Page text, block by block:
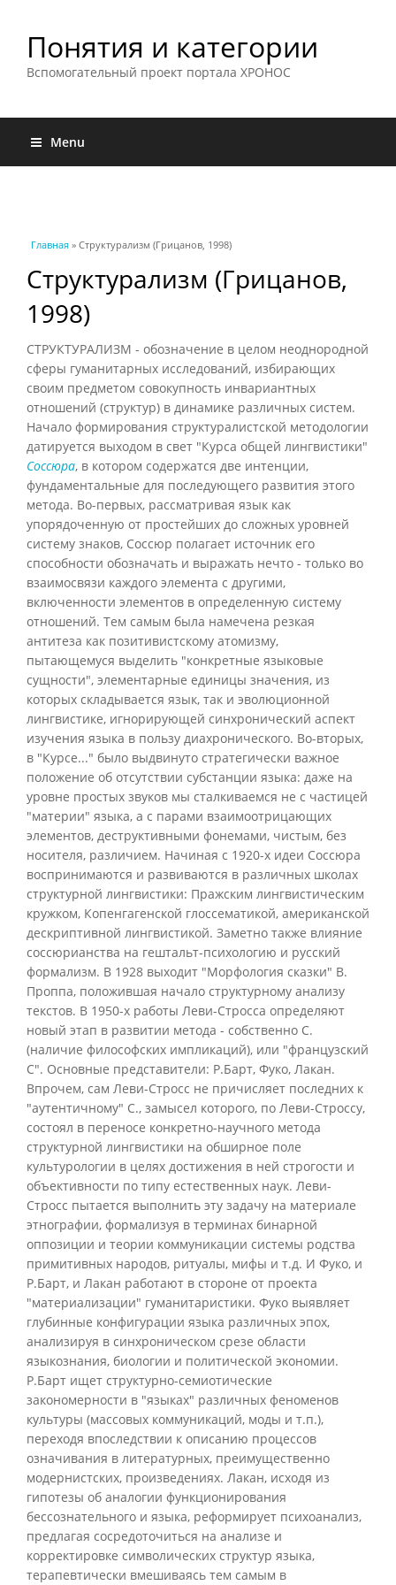
Понятия и категории
Вспомогательный проект портала ХРОНОС
Menu
Вы здесь
Главная » Структурализм (Грицанов, 1998)
Структурализм (Грицанов,
1998)
СТРУКТУРАЛИЗМ - обозначение в целом неоднородной
сферы гуманитарных исследований, избирающих
своим предметом совокупность инвариантных
отношений (структур) в динамике различных систем.
Начало формирования структуралистской методологии
датируется выходом в свет "Курса общей лингвистики"
Соссюра, в котором содержатся две интенции,
фундаментальные для последующего развития этого
метода. Во-первых, рассматривая язык как
упорядоченную от простейших до сложных уровней
систему знаков, Соссюр полагает источник его
способности обозначать и выражать нечто - только во
взаимосвязи каждого элемента с другими,
включенности элементов в определенную систему
отношений. Тем самым была намечена резкая
антитеза как позитивистскому атомизму,
пытающемуся выделить "конкретные языковые
сущности", элементарные единицы значения, из
которых складывается язык, так и эволюционной
лингвистике, игнорирующей синхронический аспект
изучения языка в пользу диахронического. Во-вторых,
в "Курсе..." было выдвинуто стратегически важное
положение об отсутствии субстанции языка: даже на
уровне простых звуков мы сталкиваемся не с частицей
"материи" языка, а с парами взаимоотрицающих
элементов, деструктивными фонемами, чистым, без
носителя, различием. Начиная с 1920-х идеи Соссюра
воспринимаются и развиваются в различных школах
структурной лингвистики: Пражским лингвистическим
кружком, Копенгагенской глоссематикой, американской
дескриптивной лингвистикой. Заметно также влияние
соссюрианства на гештальт-психологию и русский
формализм. В 1928 выходит "Морфология сказки" В.
Проппа, положившая начало структурному анализу
текстов. В 1950-х работы Леви-Стросса определяют
новый этап в развитии метода - собственно С.
(наличие философских импликаций), или "французский
С". Основные представители: Р.Барт, Фуко, Лакан.
Впрочем, сам Леви-Стросс не причисляет последних к
"аутентичному" С., замысел которого, по Леви-Строссу,
состоял в переносе конкретно-научного метода
структурной лингвистики на обширное поле
культурологии в целях достижения в ней строгости и
объективности по типу естественных наук. Леви-
Стросс пытается выполнить эту задачу на материале
этнографии, формализуя в терминах бинарной
оппозиции и теории коммуникации системы родства
примитивных народов, ритуалы, мифы и т.д. И Фуко, и
Р.Барт, и Лакан работают в стороне от проекта
"материализации" гуманитаристики. Фуко выявляет
глубинные конфигурации языка различных эпох,
анализируя в синхроническом срезе области
языкознания, биологии и политической экономии.
Р.Барт ищет структурно-семиотические
закономерности в "языках" различных феноменов
культуры (массовых коммуникаций, моды и т.п.),
переходя впоследствии к описанию процессов
означивания в литературных, преимущественно
модернистских, произведениях. Лакан, исходя из
гипотезы об аналогии функционирования
бессознательного и языка, реформирует психоанализ,
предлагая сосредоточиться на анализе и
корректировке символических структур языка,
терапевтически вмешиваясь тем самым в